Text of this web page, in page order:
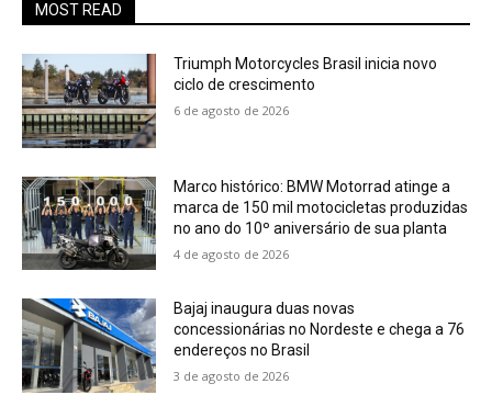
MOST READ
Triumph Motorcycles Brasil inicia novo
ciclo de crescimento
6 de agosto de 2026
Marco histórico: BMW Motorrad atinge a
marca de 150 mil motocicletas produzidas
no ano do 10º aniversário de sua planta
4 de agosto de 2026
Bajaj inaugura duas novas
concessionárias no Nordeste e chega a 76
endereços no Brasil
3 de agosto de 2026